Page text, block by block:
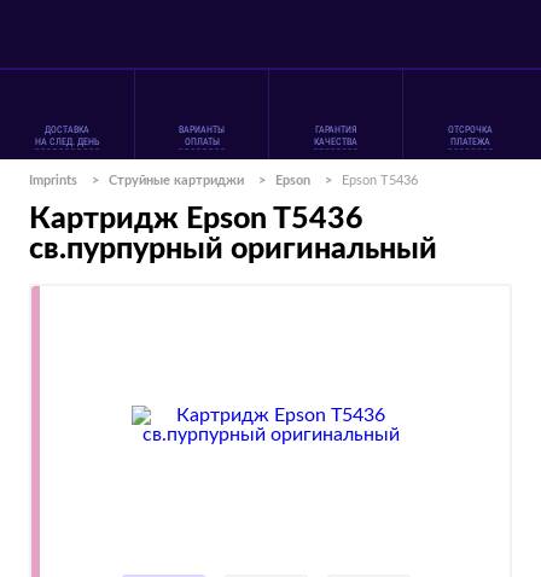
ДОСТАВКА
НА СЛЕД. ДЕНЬ
ВАРИАНТЫ
ОПЛАТЫ
ГАРАНТИЯ
КАЧЕСТВА
ОТСРОЧКА
ПЛАТЕЖА
Imprints > Струйные картриджи > Epson > Epson T5436
Картридж Epson T5436
св.пурпурный оригинальный